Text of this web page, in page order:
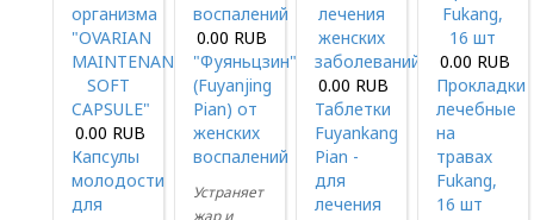
0.00 RUB
Капсулы
молодости
для
0.00 RUB
"Фуяньцзин"
(Fuyanjing
Pian) от
женских
воспалений
Устраняет
жар и
0.00 RUB
Таблетки
Fuyankang
Pian -
для
лечения
0.00 RUB
Прокладки
лечебные
на
травах
Fukang,
16 шт